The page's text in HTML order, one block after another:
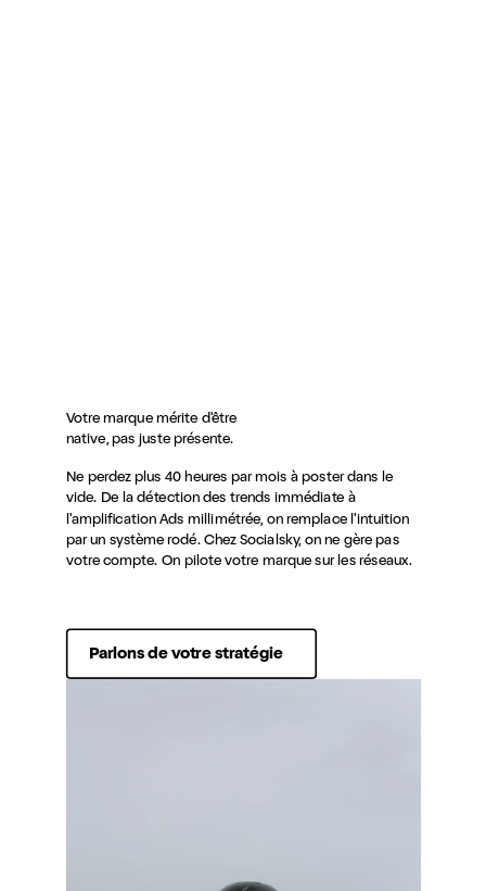
Votre marque mérite d'être
native, pas juste présente.
Ne perdez plus 40 heures par mois à poster dans le
vide. De la détection des trends immédiate à
l'amplification Ads millimétrée, on remplace l'intuition
par un système rodé. Chez Socialsky, on ne gère pas
votre compte. On pilote votre marque sur les réseaux.
Parlons de votre stratégie